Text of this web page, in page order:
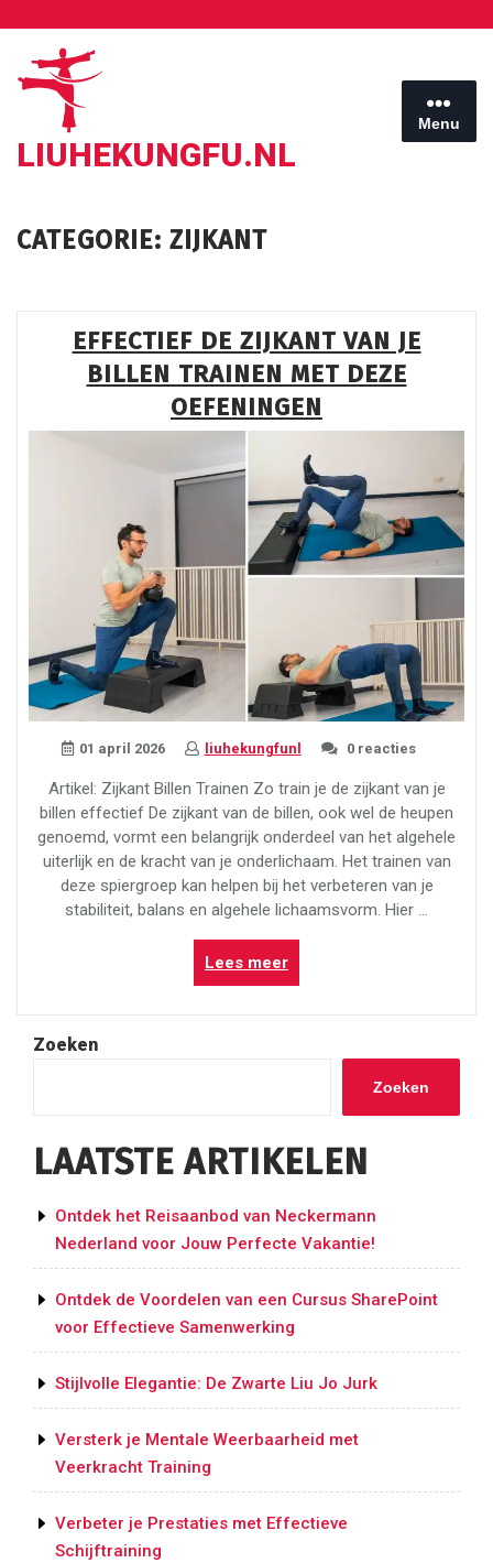
inhoud
LIUHEKUNGFU.NL
Menu
CATEGORIE: ZIJKANT
EFFECTIEF DE ZIJKANT VAN JE
BILLEN TRAINEN MET DEZE
OEFENINGEN
01 april 2026 liuhekungfunl 0 reacties
Artikel: Zijkant Billen Trainen Zo train je de zijkant van je
billen effectief De zijkant van de billen, ook wel de heupen
genoemd, vormt een belangrijk onderdeel van het algehele
uiterlijk en de kracht van je onderlichaam. Het trainen van
deze spiergroep kan helpen bij het verbeteren van je
stabiliteit, balans en algehele lichaamsvorm. Hier …
Lees meer“Effectief
de
Zijkant
je
Deze
Oefeningen”
Zoeken
Zoeken
LAATSTE ARTIKELEN
Ontdek het Reisaanbod van Neckermann
Nederland voor Jouw Perfecte Vakantie!
Ontdek de Voordelen van een Cursus SharePoint
voor Effectieve Samenwerking
Stijlvolle Elegantie: De Zwarte Liu Jo Jurk
Versterk je Mentale Weerbaarheid met
Veerkracht Training
Verbeter je Prestaties met Effectieve
Schijftraining